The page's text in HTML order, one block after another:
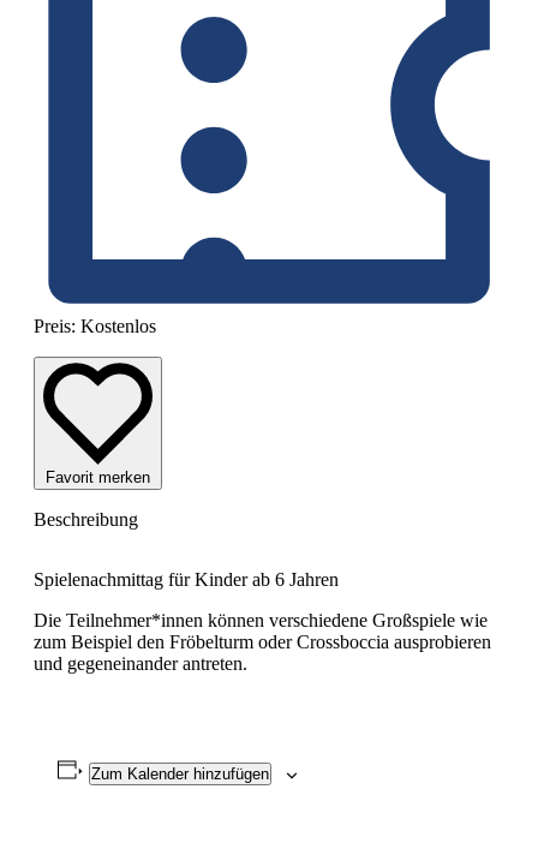
Preis: Kostenlos
Favorit merken
Beschreibung
Spielenachmittag für Kinder ab 6 Jahren
Die Teilnehmer*innen können verschiedene Großspiele wie
zum Beispiel den Fröbelturm oder Crossboccia ausprobieren
und gegeneinander antreten.
Zum Kalender hinzufügen